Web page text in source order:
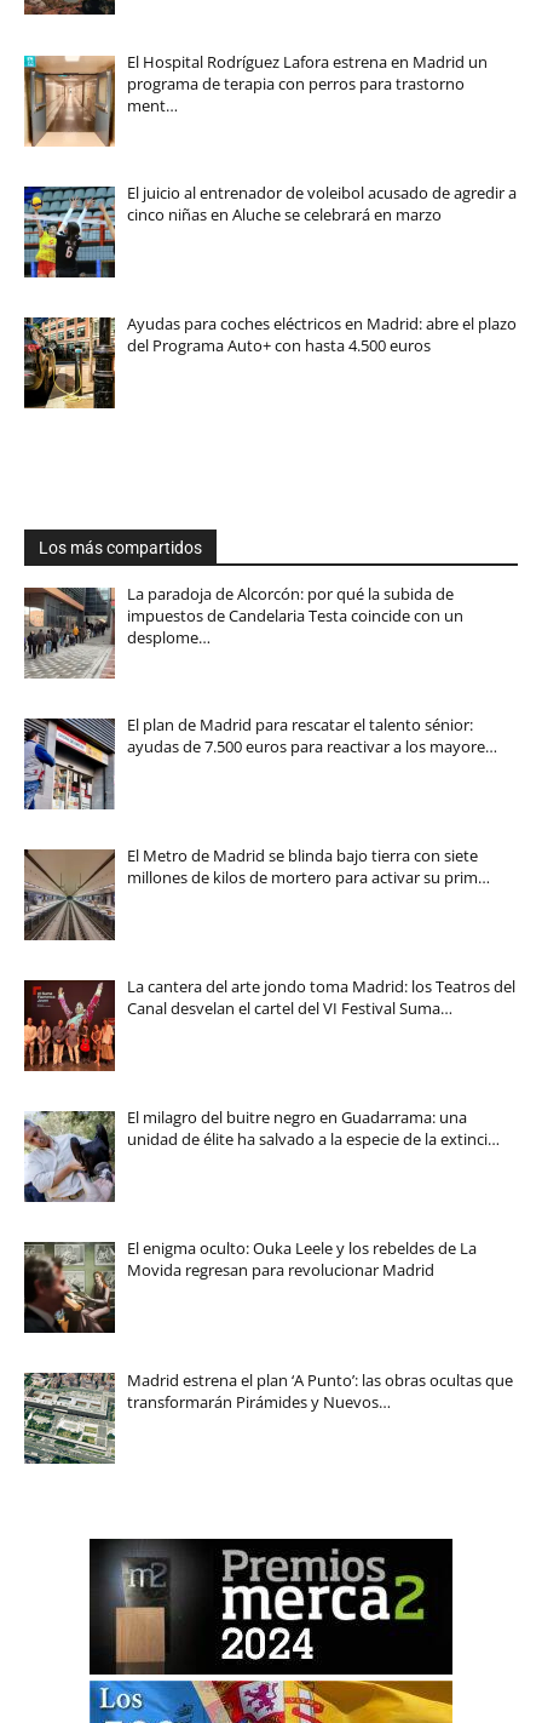
El Hospital Rodríguez Lafora estrena en Madrid un
programa de terapia con perros para trastorno
ment…
El juicio al entrenador de voleibol acusado de agredir a
cinco niñas en Aluche se celebrará en marzo
Ayudas para coches eléctricos en Madrid: abre el plazo
del Programa Auto+ con hasta 4.500 euros
Los más compartidos
La paradoja de Alcorcón: por qué la subida de
impuestos de Candelaria Testa coincide con un
desplome…
El plan de Madrid para rescatar el talento sénior:
ayudas de 7.500 euros para reactivar a los mayore…
El Metro de Madrid se blinda bajo tierra con siete
millones de kilos de mortero para activar su prim…
La cantera del arte jondo toma Madrid: los Teatros del
Canal desvelan el cartel del VI Festival Suma…
El milagro del buitre negro en Guadarrama: una
unidad de élite ha salvado a la especie de la extinci…
El enigma oculto: Ouka Leele y los rebeldes de La
Movida regresan para revolucionar Madrid
Madrid estrena el plan ‘A Punto’: las obras ocultas que
transformarán Pirámides y Nuevos…